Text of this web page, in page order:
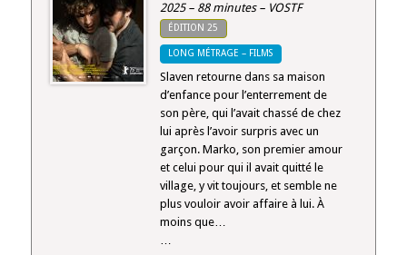
2025 – 88 minutes – VOSTF
ÉDITION 25
LONG MÉTRAGE – FILMS
Slaven retourne dans sa maison
d’enfance pour l’enterrement de
son père, qui l’avait chassé de chez
lui après l’avoir surpris avec un
garçon. Marko, son premier amour
et celui pour qui il avait quitté le
village, y vit toujours, et semble ne
plus vouloir avoir affaire à lui. À
moins que…